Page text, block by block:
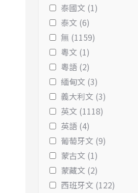
泰國文 (1)
泰文 (6)
無 (1159)
粵文 (1)
粵語 (2)
緬甸文 (3)
義大利文 (3)
英文 (1118)
英語 (4)
葡萄牙文 (9)
蒙古文 (1)
蒙藏文 (2)
西班牙文 (122)